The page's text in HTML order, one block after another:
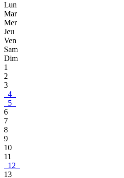
Lun
Mar
Mer
Jeu
Ven
Sam
Dim
1
2
3
4
5
6
7
8
9
10
11
12
13